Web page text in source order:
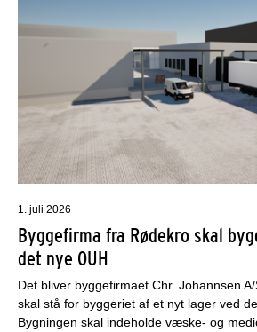
1. juli 2026
Byggefirma fra Rødekro skal
det nye OUH
Det bliver byggefirmaet Chr. Johannsen
skal stå for byggeriet af et nyt lager ved
Bygningen skal indeholde væske- og